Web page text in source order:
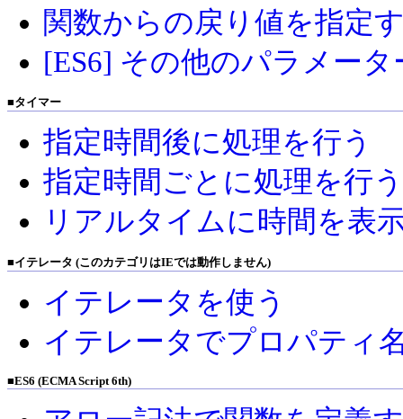
関数からの戻り値を指定
[ES6] その他のパラメータ
■タイマー
指定時間後に処理を行う
指定時間ごとに処理を行う
リアルタイムに時間を表
■イテレータ (このカテゴリはIEでは動作しません)
イテレータを使う
イテレータでプロパティ
■ES6 (ECMA Script 6th)